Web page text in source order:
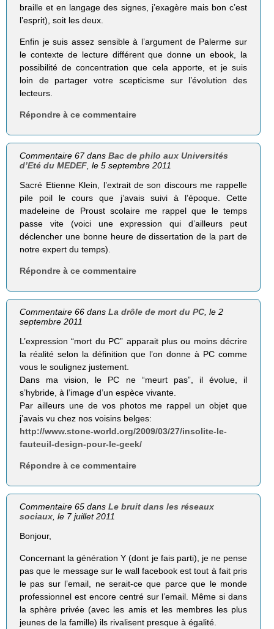
braille et en langage des signes, j’exagère mais bon c’est
l’esprit), soit les deux.
Enfin je suis assez sensible à l’argument de Palerme sur
le contexte de lecture différent que donne un ebook, la
possibilité de concentration que cela apporte, et je suis
loin de partager votre scepticisme sur l’évolution des
lecteurs.
Répondre à ce commentaire
Commentaire 67 dansBac de philo aux Universités
d’Eté du MEDEF , le 5 septembre 2011
Sacré Etienne Klein, l’extrait de son discours me rappelle
pile poil le cours que j’avais suivi à l’époque. Cette
madeleine de Proust scolaire me rappel que le temps
passe vite (voici une expression qui d’ailleurs peut
déclencher une bonne heure de dissertation de la part de
notre expert du temps).
Répondre à ce commentaire
Commentaire 66 dansLa drôle de mort du PC , le 2
septembre 2011
L’expression “mort du PC” apparait plus ou moins décrire
la réalité selon la définition que l’on donne à PC comme
vous le soulignez justement.
Dans ma vision, le PC ne “meurt pas”, il évolue, il
s’hybride, à l’image d’un espèce vivante.
Par ailleurs une de vos photos me rappel un objet que
j’avais vu chez nos voisins belges:
http://www.stone-world.org/2009/03/27/insolite-le-
fauteuil-design-pour-le-geek/
Répondre à ce commentaire
Commentaire 65 dansLe bruit dans les réseaux
sociaux, le 7 juillet 2011
Bonjour,
Concernant la génération Y (dont je fais parti), je ne pense
pas que le message sur le wall facebook est tout à fait pris
le pas sur l’email, ne serait-ce que parce que le monde
professionnel est encore centré sur l’email. Même si dans
la sphère privée (avec les amis et les membres les plus
jeunes de la famille) ils rivalisent presque à égalité.